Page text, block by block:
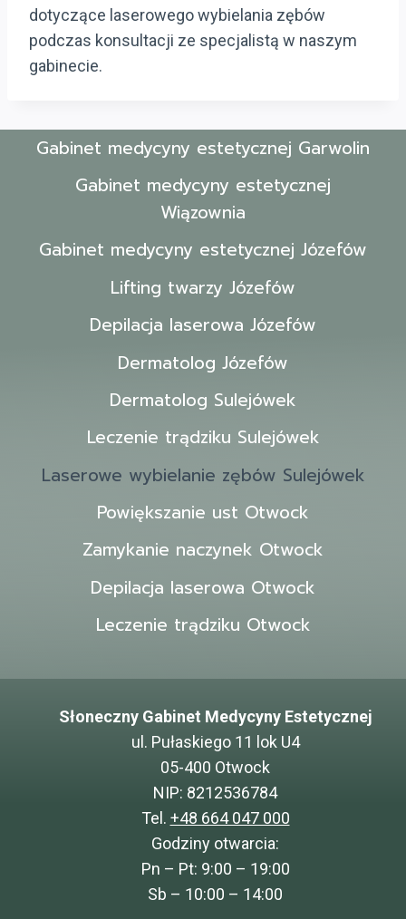
dotyczące laserowego wybielania zębów
podczas konsultacji ze specjalistą w naszym
gabinecie.
Gabinet medycyny estetycznej Garwolin
Gabinet medycyny estetycznej
Wiązownia
Gabinet medycyny estetycznej Józefów
Lifting twarzy Józefów
Depilacja laserowa Józefów
Dermatolog Józefów
Dermatolog Sulejówek
Leczenie trądziku Sulejówek
Laserowe wybielanie zębów Sulejówek
Powiększanie ust Otwock
Zamykanie naczynek Otwock
Depilacja laserowa Otwock
Leczenie trądziku Otwock
Słoneczny Gabinet Medycyny Estetycznej
ul. Pułaskiego 11 lok U4
05-400 Otwock
NIP: 8212536784
Tel. +48 664 047 000
Godziny otwarcia:
Pn – Pt: 9:00 – 19:00
Sb – 10:00 – 14:00